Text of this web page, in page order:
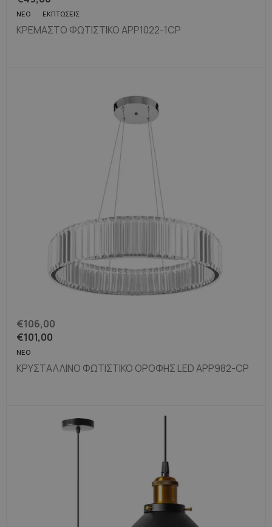
ΝΈΟ ΕΚΠΤΏΣΕΙΣ
ΚΡΕΜΑΣΤΌ ΦΩΤΙΣΤΙΚΌ APP1022-1CP
€106,00
€101,00
ΝΈΟ
ΚΡΥΣΤΆΛΛΙΝΟ ΦΩΤΙΣΤΙΚΌ ΟΡΟΦΉΣ LED APP982-CP